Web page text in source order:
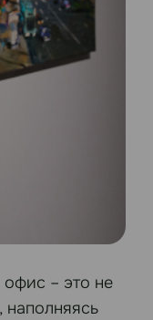
– это не
наполняясь